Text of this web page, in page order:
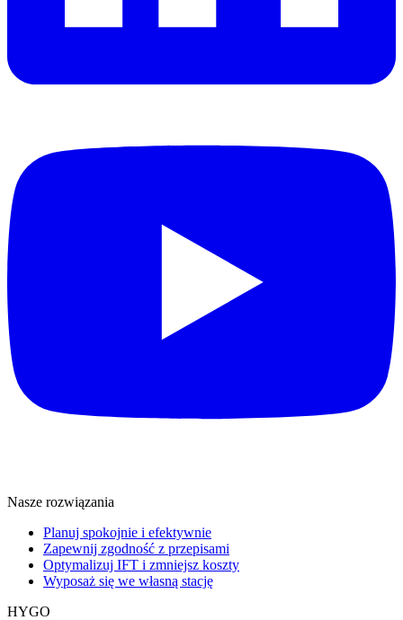
Nasze rozwiązania
Planuj spokojnie i efektywnie
Zapewnij zgodność z przepisami
Optymalizuj IFT i zmniejsz koszty
Wyposaż się we własną stację
HYGO